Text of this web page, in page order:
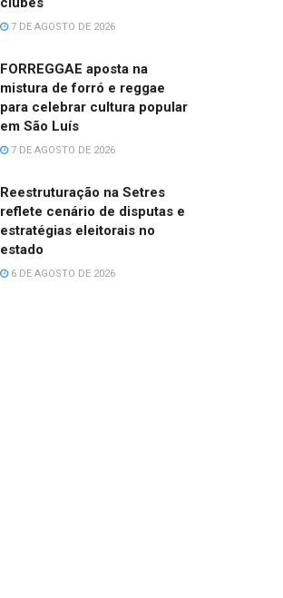
7 DE AGOSTO DE 2026
FORREGGAE aposta na
mistura de forró e reggae
para celebrar cultura popular
em São Luís
7 DE AGOSTO DE 2026
Reestruturação na Setres
reflete cenário de disputas e
estratégias eleitorais no
estado
6 DE AGOSTO DE 2026